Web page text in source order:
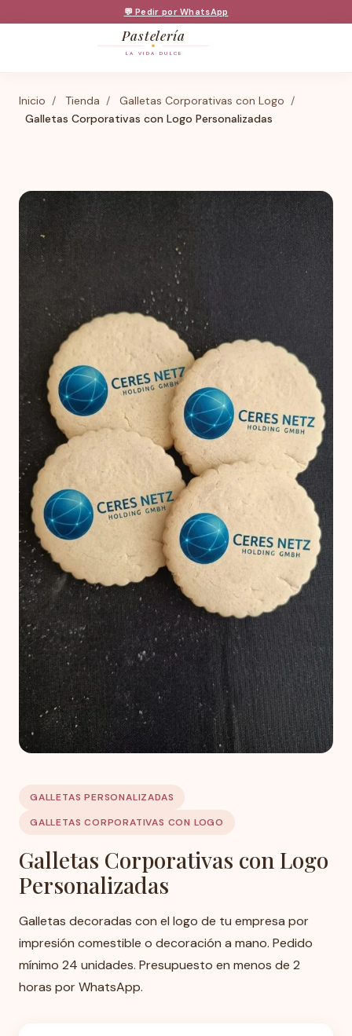
💬 Pedir por WhatsApp
Pastelería
LA VIDA DULCE
Inicio / Tienda / Galletas Corporativas con Logo /
Galletas Corporativas con Logo Personalizadas
GALLETAS PERSONALIZADAS
GALLETAS CORPORATIVAS CON LOGO
Galletas Corporativas con Logo
Personalizadas
Galletas decoradas con el logo de tu empresa por
impresión comestible o decoración a mano. Pedido
mínimo 24 unidades. Presupuesto en menos de 2
horas por WhatsApp.